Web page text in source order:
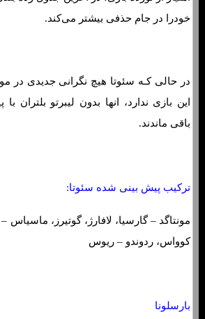
خودرا در جام حذفی بیشتر می‌کند.
در حالی کـه سئوتا هیچ نگرانی جدیدی در
این بازی ندارد، انها بدون لیبرتو بلتران با
باقی ماندند.
ترکیب پیش بینی شده سئوتا:
مونتاگد – گارسیا، لافارژ، گوتیرز، ماسیاس
کوواس، ردوندو – ریوس
بارسلونا